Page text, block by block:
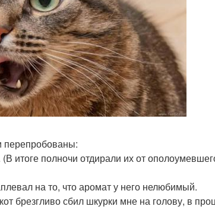
перепробованы:
итоге полночи отдирали их от
на то, что аромат у него нелюбимый.
брезгливо сбил шкурки мне на голову, в